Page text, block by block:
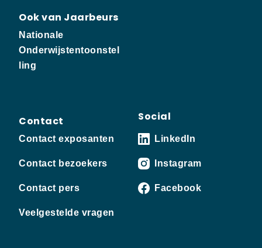
Ook van Jaarbeurs
Nationale
Onderwijstentoonstel
ling
Contact
Contact exposanten
Contact bezoekers
Contact pers
Veelgestelde vragen
Social
LinkedIn
Instagram
Facebook